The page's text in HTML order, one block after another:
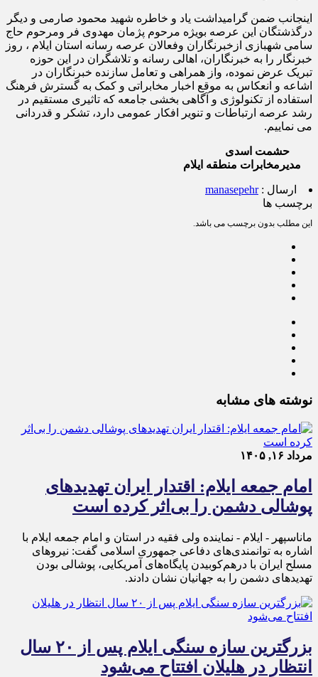
اینجانب ضمن گرامیداشت یاد و خاطره شهید محمود صارمی و دیگر
درگذشتگان این عرصه بویژه مرحوم پژمان مهدوی فر ومرحوم حاج
سامی شهبازی ازخبرنگاران وفعالان عرصه رسانه استان ایلام ، روز
خبرنگار را به خبرنگاران، اهالی رسانه و تلاشگران در این حوزه
تبریک عرض نموده، واز همراهی و تعامل سازنده خبرنگاران در
اشاعه و انعکاس به موقع اخبار مخابراتی و کمک به گسترش فرهنگ
استفاده از تکنولوژی و آگاهی بخشی جامعه که تاثیری مستقیم در
رشد عرصه ارتباطات و تنویر افکار عمومی دارد، تشکر و قدردانی
می نماییم.
حشمت اسدی
مدیرمخابرات منطقه ایلام
ارسال :manasepehr
برچسب ها
این مطلب بدون برچسب می باشد.
نوشته های مشابه
مرداد ۱۶, ۱۴۰۵
امام جمعه ایلام: اقتدار ایران تهدیدهای
پوشالی دشمن را بی‌اثر کرده است
ماناسپهر - ایلام - نماینده ولی فقیه در استان و امام جمعه ایلام با
اشاره به توانمندی‌های دفاعی جمهوری اسلامی گفت: نیروهای
مسلح ایران با درهم‌کوبیدن پایگاه‌های آمریکایی، پوشالی بودن
تهدیدهای دشمن را به جهانیان نشان دادند.
بزرگترین سازه سنگی ایلام پس از ۲۰ سال
انتظار در هلیلان افتتاح می‌شود